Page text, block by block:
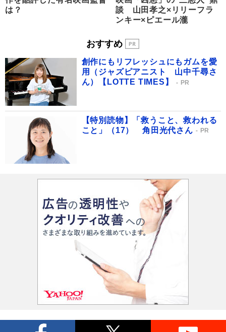
は？
談 山田孝之×リリーフラ
ンキー×ピエール瀧
おすすめ
創作にもリフレッシュにもガムを愛
用（ジャズピアニスト 山中千尋さ
ん）【LOTTE TIMES】
PR
【特別読物】「救うこと、救われる
こと」（17） 角田光代さん
PR